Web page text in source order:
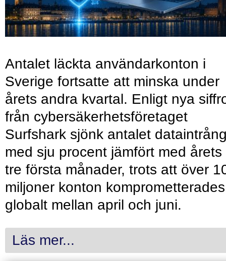
Antalet läckta användarkonton i
Sverige fortsatte att minska under
årets andra kvartal. Enligt nya
från cybersäkerhetsföretaget
Surfshark sjönk antalet
med sju procent jämfört med årets
tre första månader, trots att över
miljoner konton komprometterades
globalt mellan april och juni.
Läs mer...